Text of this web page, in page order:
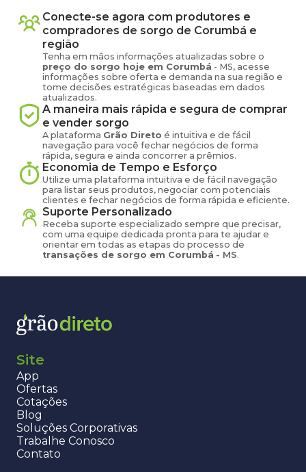
Conecte-se agora com produtores e
compradores de sorgo de Corumbá e
região
Tenha em mãos informações atualizadas sobre o
preço do sorgo hoje em Corumbá - MS, acesse
informações sobre oferta e demanda na sua região e
tome decisões estratégicas baseadas em dados
atualizados.
A maneira mais rápida e segura de comprar
e vender sorgo
A plataforma Grão Direto é intuitiva e de fácil
navegação para você fechar negócios de forma
rápida, segura e ainda concorrer a prêmios.
Economia de Tempo e Esforço
Utilize uma plataforma intuitiva e de fácil navegação
para listar seus produtos, negociar com potenciais
clientes e fechar negócios de forma rápida e eficiente.
Suporte Personalizado
Receba suporte especializado sempre que precisar,
com uma equipe dedicada pronta para te ajudar e
orientar em todas as etapas do processo de
transações de sorgo em Corumbá - MS.
Site
App
Ofertas
Cotações
Blog
Soluções Corporativas
Trabalhe Conosco
Contato